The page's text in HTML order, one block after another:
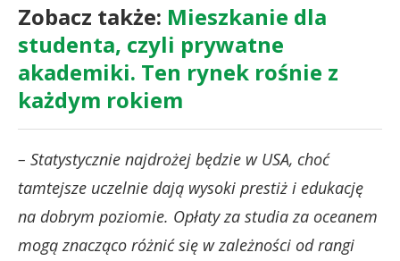
Zobacz także: Mieszkanie dla
studenta, czyli prywatne
akademiki. Ten rynek rośnie z
każdym rokiem
– Statystycznie najdrożej będzie w USA, choć
tamtejsze uczelnie dają wysoki prestiż i edukację
na dobrym poziomie. Opłaty za studia za oceanem
mogą znacząco różnić się w zależności od rangi